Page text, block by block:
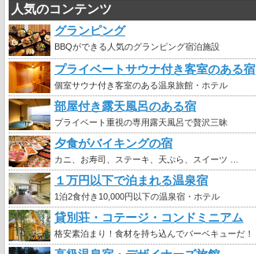
人気のコンテンツ
グランピング
BBQができる人気のグランピング宿泊施設
プライベートサウナ付き客室のある宿
個室サウナ付き客室のある温泉旅館・ホテル
部屋付き露天風呂のある宿
プライベート重視の専用露天風呂で贅沢三昧
夕食がバイキングの宿
カニ、お寿司、ステーキ、天ぷら、スイーツ …
１万円以下で泊まれる温泉宿
1泊2食付き10,000円以下の温泉宿・ホテル
貸別荘・コテージ・コンドミニアム
格安素泊まり！食材を持ち込んでバーベキューだ！